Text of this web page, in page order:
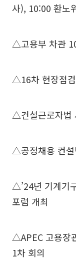
사), 10:00 환노
△고용부 차관
△16차 현장점
△건설근로자법
△공정채용 컨설
△’24년 기계기
포럼 개최
△APEC 고용장
1차 회의